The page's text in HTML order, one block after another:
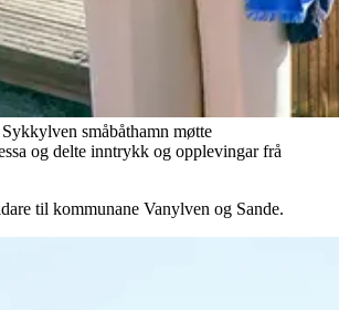
småbåthamn møtte
og delte inntrykk og opplevingar frå
til kommunane Vanylven og Sande.